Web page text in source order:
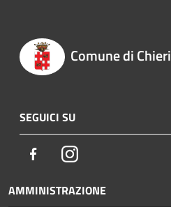
Comune di Chieri
SEGUICI SU
FacebookInstagram
AMMINISTRAZIONE